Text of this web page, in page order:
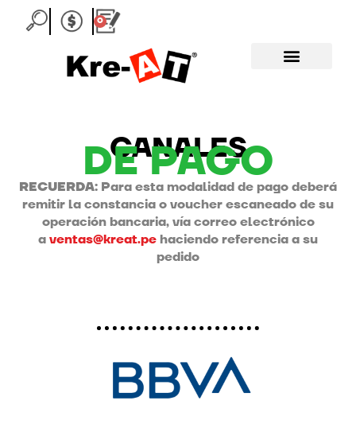
0
Carrito
CANALES
DE PAGO
RECUERDA: Para esta modalidad de pago deberá
remitir la constancia o voucher escaneado de su
operación bancaria, vía correo electrónico
aventas@kreat.pehaciendo referencia a su
pedido